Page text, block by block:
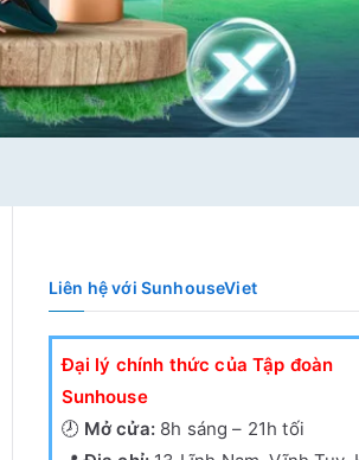
Liên hệ với SunhouseViet
Đại lý chính thức của Tập đoàn
Sunhouse
🕗 Mở cửa:8h sáng – 21h tối